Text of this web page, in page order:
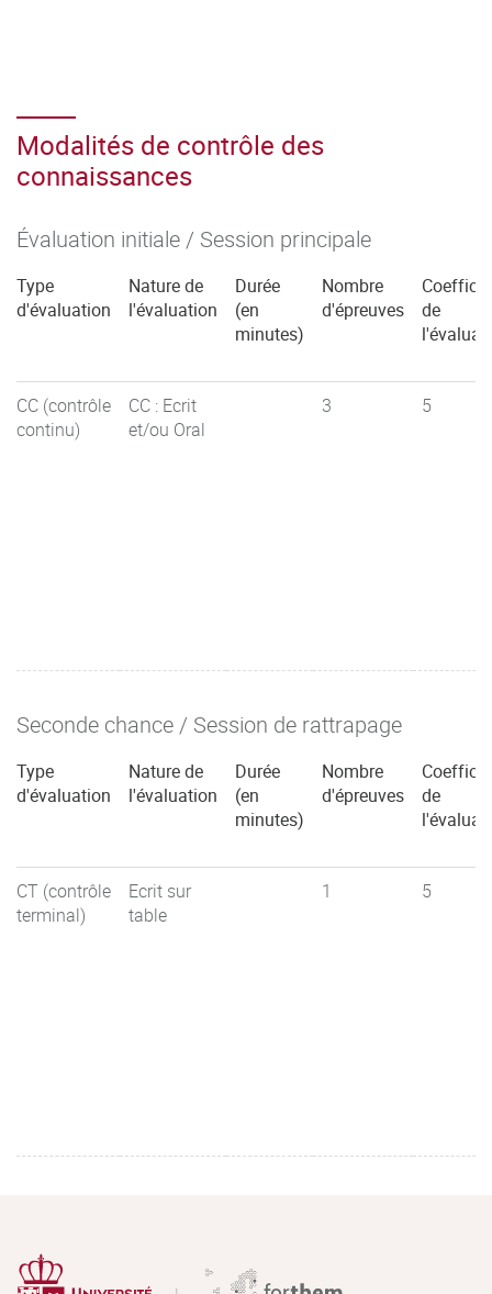
Modalités de contrôle des
connaissances
Évaluation initiale / Session principale
Type
d'évaluation
Nature de
l'évaluation
Durée
(en
minutes)
Nombre
d'épreuves
de
CC (contrôle
continu)
CC : Ecrit
et/ou Oral
3 5
Seconde chance / Session de rattrapage
Type
d'évaluation
Nature de
l'évaluation
Durée
(en
minutes)
Nombre
d'épreuves
de
CT (contrôle
terminal)
Ecrit sur
table
1 5